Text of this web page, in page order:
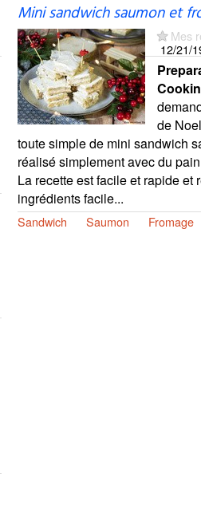
Mini sandwich saumon et
Mes
12/21/
de
toute simple de mini sandwich
réalisé simplement avec du
La recette est facile et rapide et
ingrédients facile...
Sandwich Saumon Fromage